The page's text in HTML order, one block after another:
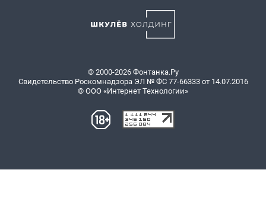
© 2000-2026 Фонтанка.Ру
Свидетельство Роскомнадзора ЭЛ № ФС 77-66333 от 14.07.2016
© ООО «Интернет Технологии»